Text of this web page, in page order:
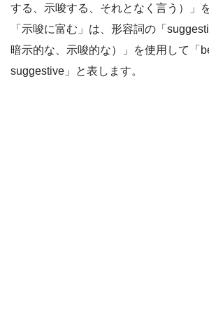
する、示唆する、それとなく言う）」
「示唆に富む」は、形容詞の「
暗示的な、示唆的な）」を使用して「
suggestive」と表します。